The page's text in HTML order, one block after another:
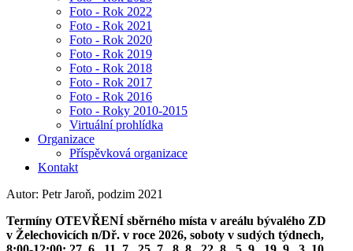
Foto - Rok 2022
Foto - Rok 2021
Foto - Rok 2020
Foto - Rok 2019
Foto - Rok 2018
Foto - Rok 2017
Foto - Rok 2016
Foto - Roky 2010-2015
Virtuální prohlídka
Organizace
Příspěvková organizace
Kontakt
Autor: Petr Jaroň, podzim 2021
Termíny OTEVŘENÍ sběrného místa v areálu bývalého ZD
v Želechovicích n/Dř. v roce 2026, soboty v sudých týdnech,